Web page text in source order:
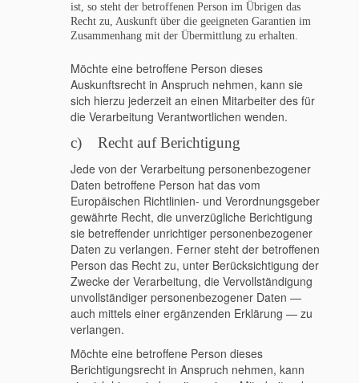
ist, so steht der betroffenen Person im Übrigen das
Recht zu, Auskunft über die geeigneten Garantien im
Zusammenhang mit der Übermittlung zu erhalten.
Möchte eine betroffene Person dieses
Auskunftsrecht in Anspruch nehmen, kann sie
sich hierzu jederzeit an einen Mitarbeiter des für
die Verarbeitung Verantwortlichen wenden.
c) Recht auf Berichtigung
Jede von der Verarbeitung personenbezogener
Daten betroffene Person hat das vom
Europäischen Richtlinien- und Verordnungsgeber
gewährte Recht, die unverzügliche Berichtigung
sie betreffender unrichtiger personenbezogener
Daten zu verlangen. Ferner steht der betroffenen
Person das Recht zu, unter Berücksichtigung der
Zwecke der Verarbeitung, die Vervollständigung
unvollständiger personenbezogener Daten —
auch mittels einer ergänzenden Erklärung — zu
verlangen.
Möchte eine betroffene Person dieses
Berichtigungsrecht in Anspruch nehmen, kann